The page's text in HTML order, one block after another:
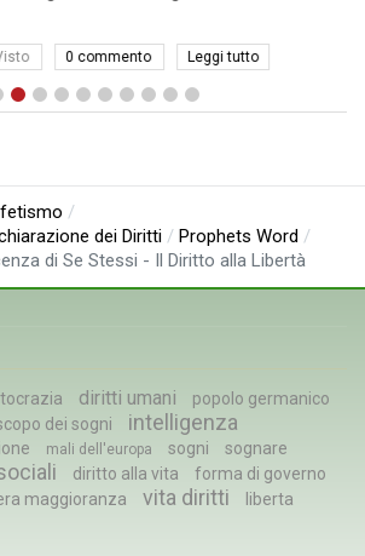
0 commento Leggi tutto
dei Diritti
Prophets Word
di Se Stessi - Il Diritto alla Libertà
diritti umani
popolo germanico
dei sogni intelligenza
mali dell'europa sogni
sognare
diritto alla vita forma di governo
maggioranza vita diritti
liberta